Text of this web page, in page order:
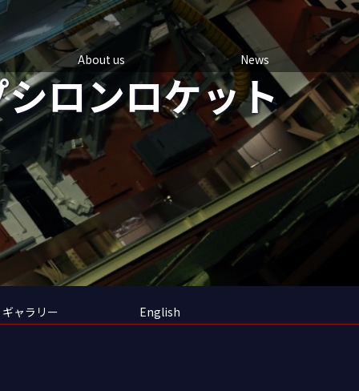
About us News
ロンロケット
ギャラリー English